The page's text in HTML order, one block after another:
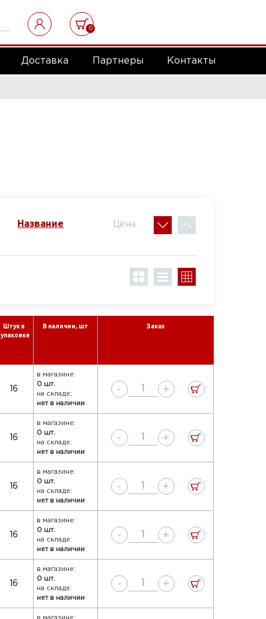
0
Доставка Партнеры Контакты
Название Цена
Штук в
упаковке
В наличии, шт Заказ
16
в магазине:
0 шт.
на складе:
нет в наличии
- +
16
в магазине:
0 шт.
на складе:
нет в наличии
- +
16
в магазине:
0 шт.
на складе:
нет в наличии
- +
16
в магазине:
0 шт.
на складе:
нет в наличии
- +
16
в магазине:
0 шт.
на складе:
нет в наличии
- +
в магазине: